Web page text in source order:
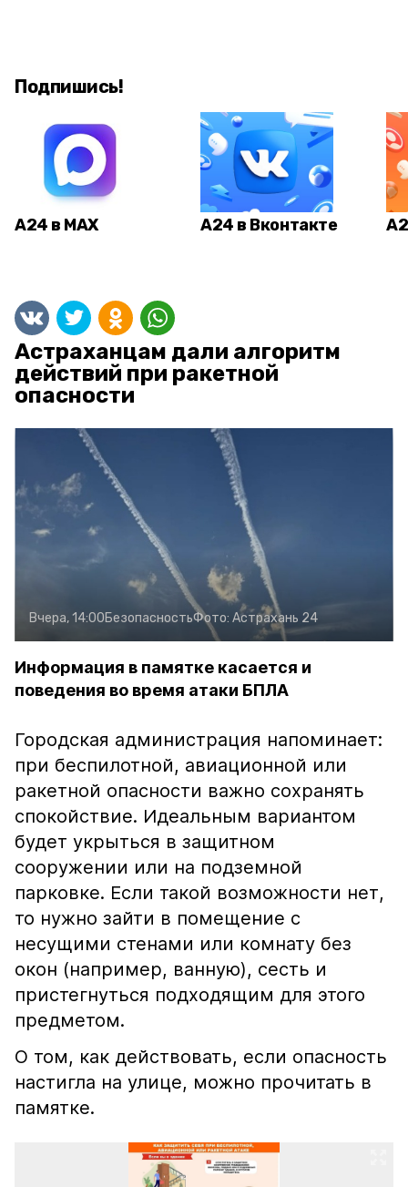
Подпишись!
А24 в MAX А24 в Вконтакте
Астраханцам дали алгоритм
действий при ракетной
опасности
Вчера, 14:00БезопасностьФото: Астрахань 24
Информация в памятке касается и
поведения во время атаки БПЛА
Городская администрация напоминает:
при беспилотной, авиационной или
ракетной опасности важно сохранять
спокойствие. Идеальным вариантом
будет укрыться в защитном
сооружении или на подземной
парковке. Если такой возможности нет,
то нужно зайти в помещение с
несущими стенами или комнату без
окон (например, ванную), сесть и
пристегнуться подходящим для этого
предметом.
О том, как действовать, если опасность
настигла на улице, можно прочитать в
памятке.